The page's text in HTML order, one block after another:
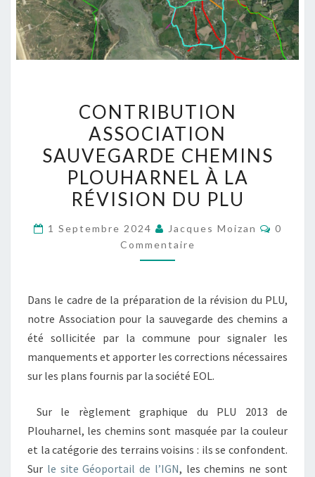
ASSOCIATION
SAUVEGARDE
CHEMINS
PLOUHARNEL
À
LA
RÉVISION
DU
CONTRIBUTION
ASSOCIATION
SAUVEGARDE CHEMINS
PLOUHARNEL À LA
RÉVISION DU PLU
1 Septembre 2024 Jacques Moizan
0
Commentaire
Dans le cadre de la préparation de la révision du PLU,
notre Association pour la sauvegarde des chemins a
été sollicitée par la commune pour signaler les
manquements et apporter les corrections nécessaires
sur les plans fournis par la société EOL.
Sur le règlement graphique du PLU 2013 de
Plouharnel, les chemins sont masquée par la couleur
et la catégorie des terrains voisins : ils se confondent.
Sur le site Géoportail de l’IGN, les chemins ne sont